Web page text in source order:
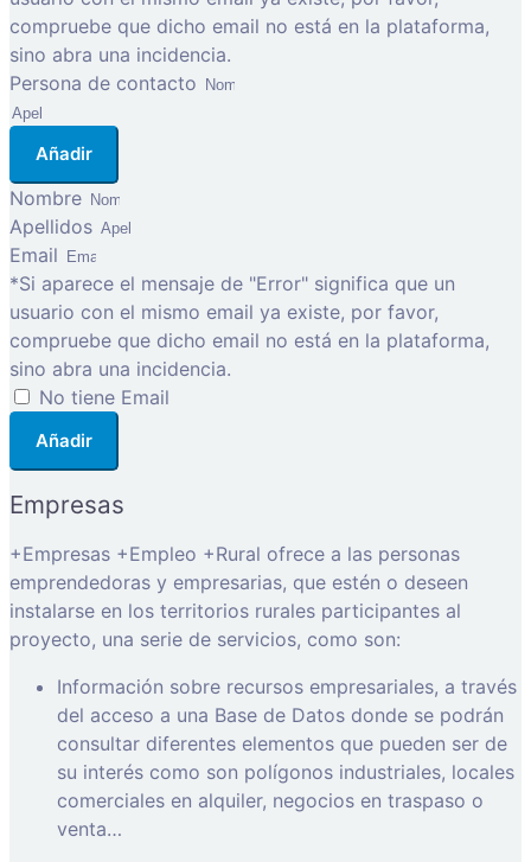
compruebe que dicho email no está en la plataforma,
sino abra una incidencia.
Persona de contacto
Añadir
Nombre
Apellidos
Email
*Si aparece el mensaje de "Error" significa que un
usuario con el mismo email ya existe, por favor,
compruebe que dicho email no está en la plataforma,
sino abra una incidencia.
No tiene Email
Añadir
Empresas
+Empresas +Empleo +Rural ofrece a las personas
emprendedoras y empresarias, que estén o deseen
instalarse en los territorios rurales participantes al
proyecto, una serie de servicios, como son:
Información sobre recursos empresariales, a través
del acceso a una Base de Datos donde se podrán
consultar diferentes elementos que pueden ser de
su interés como son polígonos industriales, locales
comerciales en alquiler, negocios en traspaso o
venta…